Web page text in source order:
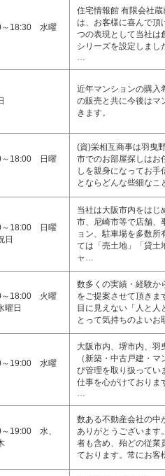
～18:30 水曜
住宅情報館 有限会社
は、お客様に喜んで頂
つの表現として当社は
シリーズを設定しまし
…
近年マンションの購入
の販売と共に今後はマ
きます。
～18:00 日曜
(資)栄相互商事は羽曳
市でのお部屋探しはお
しを親身になってお手
とならどんな些細な
～18:00 日曜
日
当社は大阪市内をはじ
市、尼崎市等で店舗、
ョン、駐車場を多数
ては「売土地」「貸土
ャ…
～18:00 火曜
曜日
数多くの実績・経験か
をご提案させて頂きま
目に見えない「人と人
とって気持ちのよい
～19:00 水曜
大阪市内、堺市内、羽
（新築・中古戸建・
び管理を取り扱って
仕事を心がけており
…
19:00 水、
数ある不動産会社の中
ありがとうございます
者も含め、殆どの従業
ております。常にお